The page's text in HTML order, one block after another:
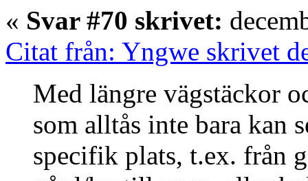
« Svar #70 skrivet:
Citat från: Yngwe skrivet
Med längre vägstäckor
som alltås inte bara kan
specifik plats, t.ex. från